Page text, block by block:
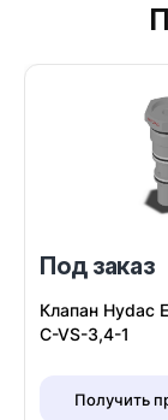
Под заказ
Клапан Hydac
C-VS-3,4-1
Получить